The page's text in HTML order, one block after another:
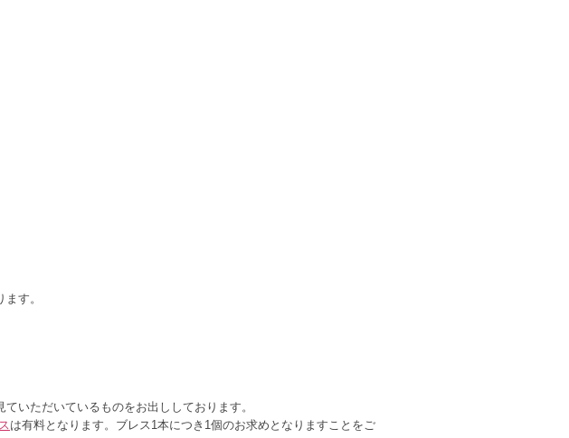
す。
いただいているものをお出ししております。
は有料となります。ブレス1本につき1個のお求めとなりますことをご